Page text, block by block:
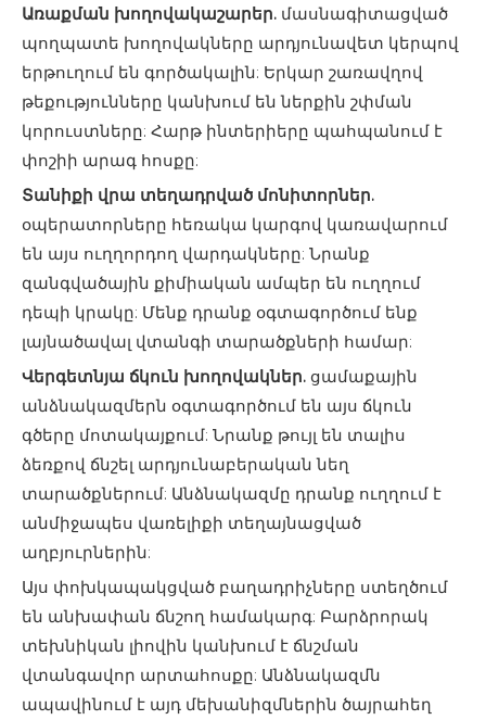
Առաքման խողովակաշարեր. մասնագիտացված
պողպատե խողովակները արդյունավետ կերպով
երթուղում են գործակալին: Երկար շառավղով
թեքությունները կանխում են ներքին շփման
կորուստները: Հարթ ինտերիերը պահպանում է
փոշիի արագ հոսքը:
Տանիքի վրա տեղադրված մոնիտորներ.
օպերատորները հեռակա կարգով կառավարում
են այս ուղղորդող վարդակները: Նրանք
զանգվածային քիմիական ամպեր են ուղղում
դեպի կրակը: Մենք դրանք օգտագործում ենք
լայնածավալ վտանգի տարածքների համար:
Վերգետնյա ճկուն խողովակներ.ցամաքային
անձնակազմերն օգտագործում են այս ճկուն
գծերը մոտակայքում: Նրանք թույլ են տալիս
ձեռքով ճնշել արդյունաբերական նեղ
տարածքներում: Անձնակազմը դրանք ուղղում է
անմիջապես վառելիքի տեղայնացված
աղբյուրներին:
Այս փոխկապակցված բաղադրիչները ստեղծում
են անխափան ճնշող համակարգ: Բարձրորակ
տեխնիկան լիովին կանխում է ճնշման
վտանգավոր արտահոսքը: Անձնակազմն
ապավինում է այդ մեխանիզմներին ծայրահեղ